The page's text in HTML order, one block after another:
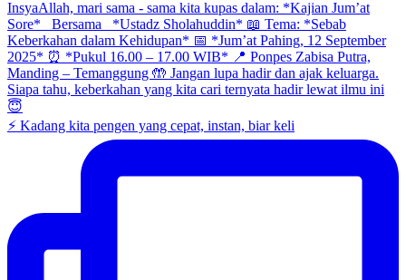
⚡ Kadang kita pengen yang cepat, instan, biar keli